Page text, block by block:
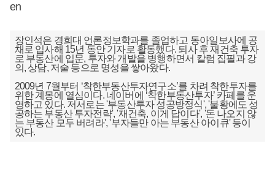
en
장인석은 경희대 언론정보학과를 졸업하고 동아일보사에 공
채로 입사해 15년 동안 기자로 활동했다. 퇴사 후 재건축 투자
로 부동산에 입문, 투자와 개발을 병행하면서 칼럼 집필과 강
의, 상담, 저술 등으로 명성을 쌓아왔다.
2009년 7월부터 ‘착한부동산투자연구소’를 차려 착한투자를
위한 계몽에 열심이다. 네이버에 ‘착한부동산투자’ 카페를 운
영하고 있다. 저서로는 '부동산투자 성공방정식', '불황에도 성
공하는 부동산 투자전략', '재건축, 이게 답이다', '돈 나오지 않
는 부동산 모두 버려라', '부자들만 아는 부동산 아이큐' 등이
있다.